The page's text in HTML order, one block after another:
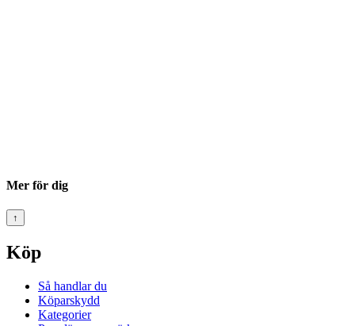
Mer för dig
↑
Köp
Så handlar du
Köparskydd
Kategorier